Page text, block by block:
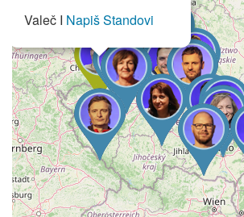
Valeč I Napiš Standovi